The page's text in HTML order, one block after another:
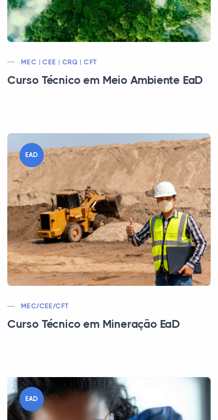
MEC | CEE | CRQ | CFT
Curso Técnico em Meio Ambiente EaD
EAD
MEC/CEE/CFT
Curso Técnico em Mineração EaD
EAD